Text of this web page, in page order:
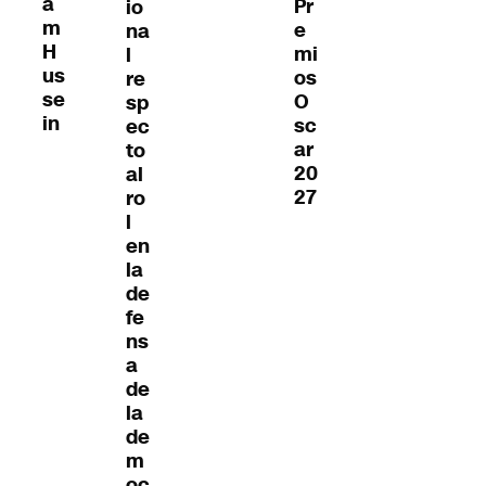
m
H
us
se
in
io
na
l
re
sp
ec
to
al
ro
l
en
la
de
fe
ns
a
de
la
de
m
Pr
e
mi
os
O
sc
ar
20
27